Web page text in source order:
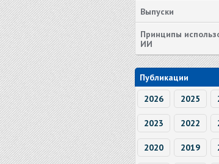
Выпуски
Принципы
ИИ
Публикации
2026
2025
2023 2022
2020 2019